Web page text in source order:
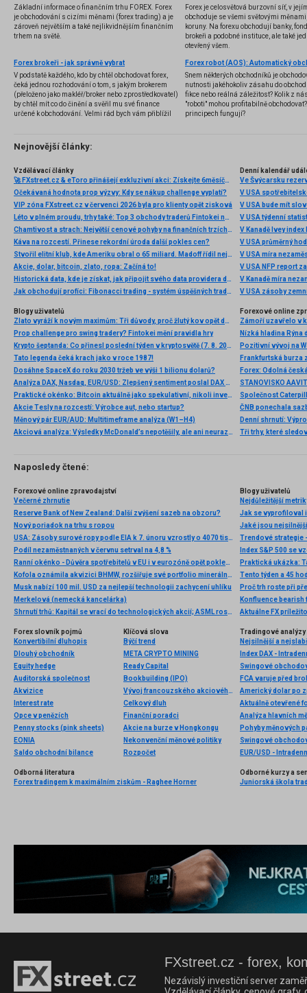
Základní informace o finančním trhu FOREX. Forex
je obchodování s cizími měnami (forex trading) a je
zároveň největším a také nejlikvidnějším finančním
trhem na světě.
Forex je celosvětová burzovní síť, v
obchoduje se všemi světovými
koruny. Na forexu obchodují banky,
brokeři a podobné instituce, ale také
otevřený všem.
Forex brokeři - jak správně vybrat
V podstatě každého, kdo by chtěl obchodovat forex,
čeká jednou rozhodování o tom, s jakým brokerem
(přeloženo jako makléř/broker nebo zprostředkovatel)
by chtěl mít co do činění a svěřil mu své finance
určené k obchodování. Velmi rád bych vám přiblížil
několik příkladů nejznámějších z nich.
Snem některých obchodníků je
nutnosti jakéhokoliv zásahu do
fikce nebo reálná záležitost? Kolik z
"roboti" mohou profitabilně
principech fungují?
Nejnovější články:
Vzdělávací články
🚀 FXstreet.cz & eToro přinášejí exkluzivní akci: Získejte 6měsíční členství ve VIP zóně ZDARMA
Očekávaná hodnota prop výzvy: Kdy se nákup challenge vyplatí?
VIP zóna FXstreet.cz v červenci 2026 byla pro klienty opět zisková
Léto v plném proudu, trhy také: Top 3 obchody traderů Fintokei na indexech a zlatě
Chamtivost a strach: Největší cenové pohyby na finančních trzích (červenec 2026)
Káva na rozcestí. Přinese rekordní úroda další pokles cen?
Stvořil elitní klub, kde Ameriku obral o 65 miliard. Madoff řídil největší Ponzi dějin
Akcie, dolar, bitcoin, zlato, ropa: Začíná to!
Historická data, kde je získat, jak připojit svého data providera do MultiCharts a proč je budeme potřebovat? (4. díl)
Jak obchodují profíci: Fibonacci trading - systém úspěšných traderů
Denní kalendář
Ve Švýcarsku
V USA
V USA bude mít
V USA týdenní
V Kanadě Ivey index
V USA průměrný
V USA míra
V USA NFP report
V Kanadě míra
V USA zásoby
Blogy uživatelů
Zlato vyráží k novým maximům: Tři důvody, proč žlutý kov opět dominuje
Prop challenge pro swing tradery? Fintokei mění pravidla hry
Krypto šeptanda: Co přinesl poslední týden v kryptosvětě (7. 8. 2026)
Tato legenda čeká krach jako v roce 1987!
Dosáhne SpaceX do roku 2030 tržeb ve výši 1 bilionu dolarů?
Analýza DAX, Nasdaq, EUR/USD: Zlepšený sentiment poslal DAX na nová maxima
Praktické okénko: Bitcoin aktuálně jako spekulativní, nikoli investiční aktivum
Akcie Tesly na rozcestí: Výrobce aut, nebo startup?
Měnový pár EUR/AUD: Multitimeframe analýza (W1–H4)
Akciová analýza: Výsledky McDonald’s nepotěšily, ale ani neurazily. Jakou vizi společnost prezentovala?
Forexové online
Nízká hladina
Pozitivní vývoj na
Frankfurtská burza
Denní shrnutí:
Tři trhy, které
Naposledy čtené:
Forexové online zpravodajství
Večerné zhrnutie
Reserve Bank of New Zealand: Další zvýšení sazeb na obzoru?
Nový poriadok na trhu s ropou
USA: Zásoby surové ropy podle EIA k 7. únoru vzrostly o 4070 tis. barelů
Podíl nezaměstnaných v červnu setrval na 4,8 %
Ranní okénko - Důvěra spotřebitelů v EU i v eurozóně opět poklesla
Kofola oznámila akvizici BHMW, rozšiřuje své portfolio minerálních vod
Musk nabízí 100 mil. USD za nejlepší technologii zachycení uhlíku
Merkelová (nemecká kancelárka)
Shrnutí trhů: Kapitál se vrací do technologických akcií; ASML roste o 2,5 % 🚀
Blogy uživatelů
Nejdůležitější
Jak se vyprofiloval
Jaké jsou
Trendové strategie
Praktická ukázka:
Tento týden a 45
Konfluence bearish
Aktuálne FX
Forex slovník pojmů
Konvertibilní dluhopis
Dlouhý obchodník
Equity hedge
Auditorská společnost
Akvizice
Interest rate
Opce v penězích
Penny stocks (pink sheets)
EONIA
Saldo obchodní bilance
Klíčová slova
Býčí trend
META CRYPTO MINING
Ready Capital
Bookbuilding (IPO)
Vývoj francouzského akciového indexu CAC 40
Celkový dluh
Finanční poradci
Akcie na burze v Hongkongu
Nekonvenční měnové politiky
Rozpočet
Tradingové analýzy
Nejsilnější a
Index DAX -
Swingové
FCA varuje před
Americký dolar po
Aktuálně otevřené
Analýza hlavních
Pohyby měnových
Swingové
EUR/USD -
Odborná literatura
Forex tradingem k maximálním ziskům - Raghee Horner
Odborné kurzy a
Juniorská škola
FXstreet.cz - forex,
Nezávislý investiční server